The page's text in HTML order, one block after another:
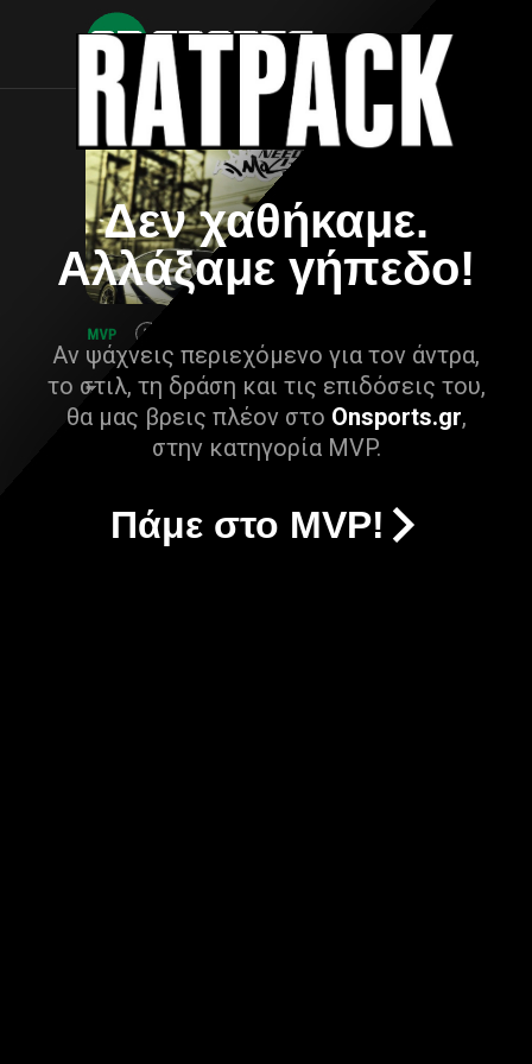
Δεν χαθήκαμε.
Αλλάξαμε γήπεδο!
Αν ψάχνεις περιεχόμενο για τον άντρα,
το στιλ, τη δράση και τις επιδόσεις του,
θα μας βρεις πλέον στο Onsports.gr,
στην κατηγορία MVP.
Πάμε στο MVP!